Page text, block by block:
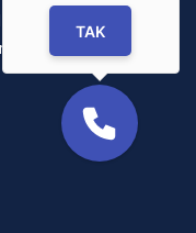
TAK